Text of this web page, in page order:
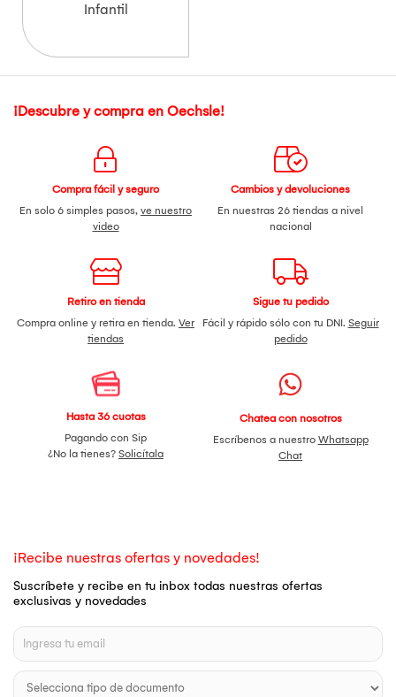
Infantil
¡Descubre y compra en Oechsle!
Compra fácil y seguro
En solo 6 simples pasos, ve nuestro
video
Cambios y devoluciones
En nuestras 26 tiendas a nivel
nacional
Retiro en tienda
Compra online y retira en tienda. Ver
tiendas
Sigue tu pedido
Fácil y rápido sólo con tu DNI. Seguir
pedido
Hasta 36 cuotas
Pagando con Sip
¿No la tienes? Solicítala
Chatea con nosotros
Escríbenos a nuestro Whatsapp
Chat
¡Recibe nuestras ofertas y novedades!
Suscríbete y recibe en tu inbox todas nuestras ofertas
exclusivas y novedades